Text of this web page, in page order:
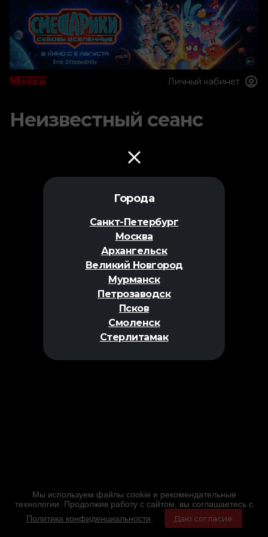
Города
Санкт-Петербург
Москва
Архангельск
Великий Новгород
Мурманск
Петрозаводск
Псков
Смоленск
Стерлитамак
Личный кабинет
Неизвестный сеанс
Мы используем файлы cookie и рекомендательные
технологии. Продолжив работу с сайтом, вы соглашаетесь с
Политика конфиденциальности
Даю согласие